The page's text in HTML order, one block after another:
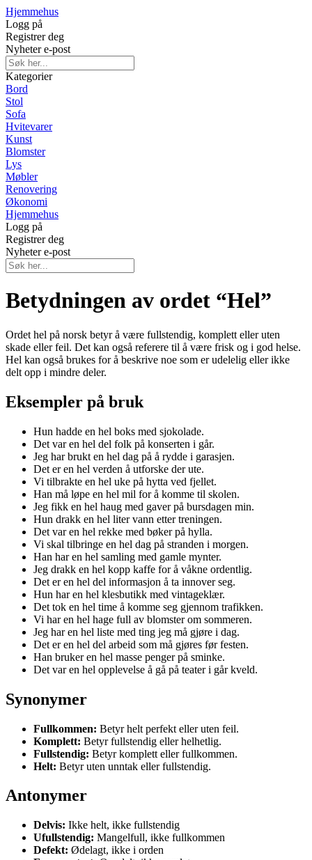
Hjemmehus
Logg på
Registrer deg
Nyheter e-post
Kategorier
Bord
Stol
Sofa
Hvitevarer
Kunst
Blomster
Lys
Møbler
Renovering
Økonomi
Hjemmehus
Logg på
Registrer deg
Nyheter e-post
Betydningen av ordet “Hel”
Ordet hel på norsk betyr å være fullstendig, komplett eller uten
skade eller feil. Det kan også referere til å være frisk og i god helse.
Hel kan også brukes for å beskrive noe som er udelelig eller ikke
delt opp i mindre deler.
Eksempler på bruk
Hun hadde en hel boks med sjokolade.
Det var en hel del folk på konserten i går.
Jeg har brukt en hel dag på å rydde i garasjen.
Det er en hel verden å utforske der ute.
Vi tilbrakte en hel uke på hytta ved fjellet.
Han må løpe en hel mil for å komme til skolen.
Jeg fikk en hel haug med gaver på bursdagen min.
Hun drakk en hel liter vann etter treningen.
Det var en hel rekke med bøker på hylla.
Vi skal tilbringe en hel dag på stranden i morgen.
Han har en hel samling med gamle mynter.
Jeg drakk en hel kopp kaffe for å våkne ordentlig.
Det er en hel del informasjon å ta innover seg.
Hun har en hel klesbutikk med vintageklær.
Det tok en hel time å komme seg gjennom trafikken.
Vi har en hel hage full av blomster om sommeren.
Jeg har en hel liste med ting jeg må gjøre i dag.
Det er en hel del arbeid som må gjøres før festen.
Han bruker en hel masse penger på sminke.
Det var en hel opplevelse å gå på teater i går kveld.
Synonymer
Fullkommen: Betyr helt perfekt eller uten feil.
Komplett: Betyr fullstendig eller helhetlig.
Fullstendig: Betyr komplett eller fullkommen.
Helt: Betyr uten unntak eller fullstendig.
Antonymer
Delvis: Ikke helt, ikke fullstendig
Ufullstendig: Mangelfull, ikke fullkommen
Defekt: Ødelagt, ikke i orden